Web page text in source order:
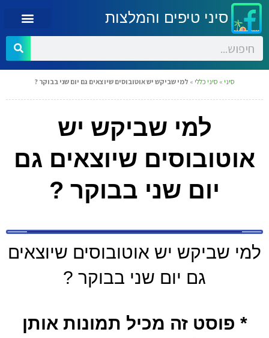
סיני טיפים והמלצות
סיני » סיני כללי » למי שביקש יש אוטובוסים שיוצאים גם יום שני בבוקר ?
למי שביקש יש
אוטובוסים שיוצאים גם
יום שני בבוקר ?
למי שביקש יש אוטובוסים שיוצאים
גם יום שני בבוקר ?
* פוסט זה מכיל תמונות אותן